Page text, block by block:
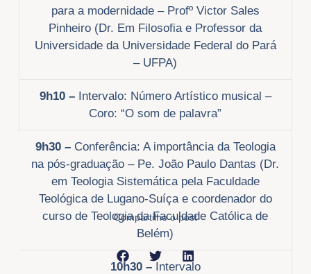
para a modernidade – Profº Victor Sales
Pinheiro (Dr. Em Filosofia e Professor da
Universidade da Universidade Federal do Pará
– UFPA)
9h10 – Intervalo: Número Artístico musical –
Coro: “O som de palavra”
9h30 –Conferência: A importância da Teologia
na pós-graduação – Pe. João Paulo Dantas (Dr.
em Teologia Sistemática pela Faculdade
Teológica de Lugano-Suíça e coordenador do
curso de Teologia da Faculdade Católica de
Belém)
10h30 –Intervalo
Compartilhe o post